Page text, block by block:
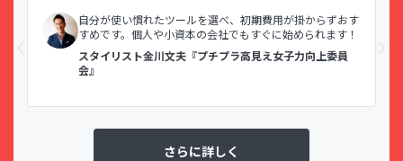
自分が使い慣れたツールを選べ、初期費用が掛からずおす
すめです。個人や小資本の会社でもすぐに始められます！
スタイリスト金川文夫『プチプラ高見え女子力向上委員
会』
さらに詳しく